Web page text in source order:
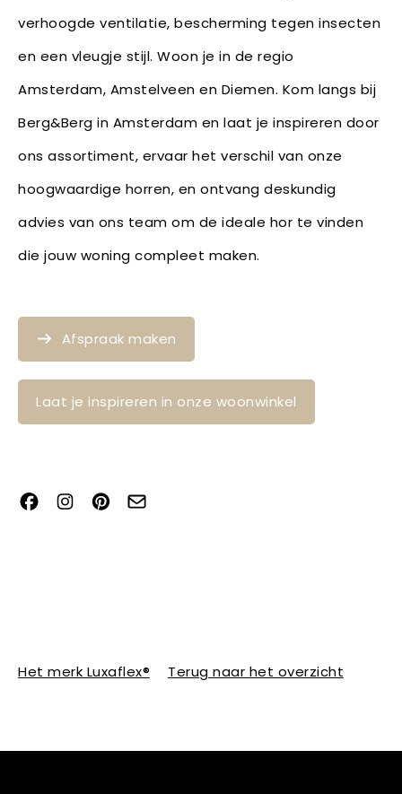
verhoogde ventilatie, bescherming tegen insecten
en een vleugje stijl. Woon je in de regio
Amsterdam, Amstelveen en Diemen. Kom langs bij
Berg&Berg in Amsterdam en laat je inspireren door
ons assortiment, ervaar het verschil van onze
hoogwaardige horren, en ontvang deskundig
advies van ons team om de ideale hor te vinden
die jouw woning compleet maken.
Afspraak maken
Laat je inspireren in onze woonwinkel
Het merk Luxaflex® Terug naar het overzicht